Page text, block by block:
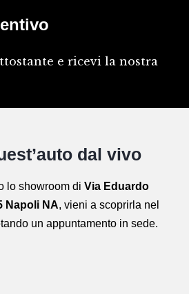
e ricevi la nostra
dal vivo
lo showroom di Via Eduardo
Napoli NA, vieni a scoprirla nel
un appuntamento in sede.